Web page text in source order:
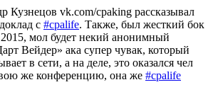
Кузнецов vk.com/cpaking рассказывал
с #cpalife. Также, был жесткий бок
мол будет некий анонимный
Вейдер» ака супер чувак, который
в сети, а на деле, это оказался чел
же конференцию, она же #cpalife